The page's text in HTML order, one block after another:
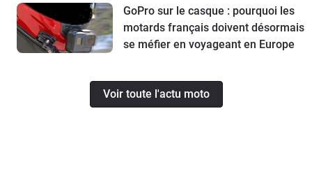
GoPro sur le casque : pourquoi les
motards français doivent désormais
se méfier en voyageant en Europe
Voir toute l'actu moto